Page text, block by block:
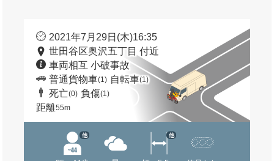
2021年7月29日(木)16:35
世田谷区奥沢五丁目 付近
車両相互 小破事故
普通貨物車(1) 自転車(1)
死亡(0) 負傷(1)
距離55m
他 他